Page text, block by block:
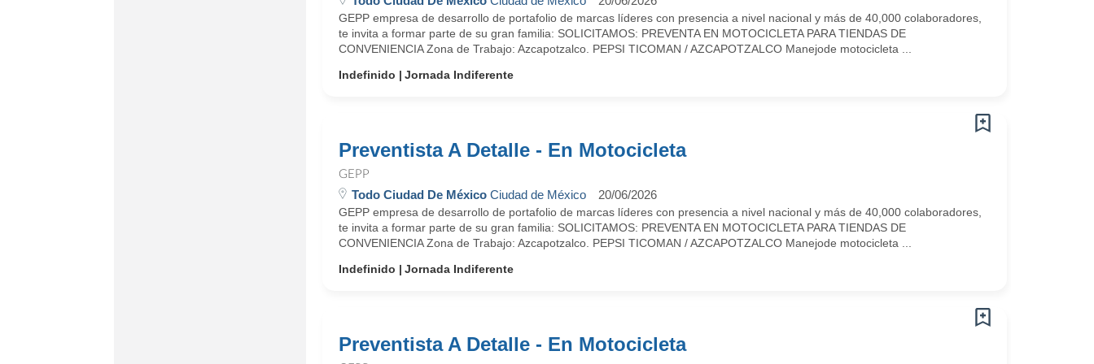
GEPP empresa de desarrollo de portafolio de marcas líderes con presencia a nivel nacional y más de 40,000 colaboradores,
te invita a formar parte de su gran familia: SOLICITAMOS: PREVENTA EN MOTOCICLETA PARA TIENDAS DE
CONVENIENCIA Zona de Trabajo: Azcapotzalco. PEPSI TICOMAN / AZCAPOTZALCO Manejode motocicleta ...
Indefinido
Jornada Indiferente
Preventista A Detalle - En Motocicleta
GEPP
Todo Ciudad De MéxicoCiudad de México 20/06/2026
GEPP empresa de desarrollo de portafolio de marcas líderes con presencia a nivel nacional y más de 40,000 colaboradores,
te invita a formar parte de su gran familia: SOLICITAMOS: PREVENTA EN MOTOCICLETA PARA TIENDAS DE
CONVENIENCIA Zona de Trabajo: Azcapotzalco. PEPSI TICOMAN / AZCAPOTZALCO Manejode motocicleta ...
Indefinido
Jornada Indiferente
Preventista A Detalle - En Motocicleta